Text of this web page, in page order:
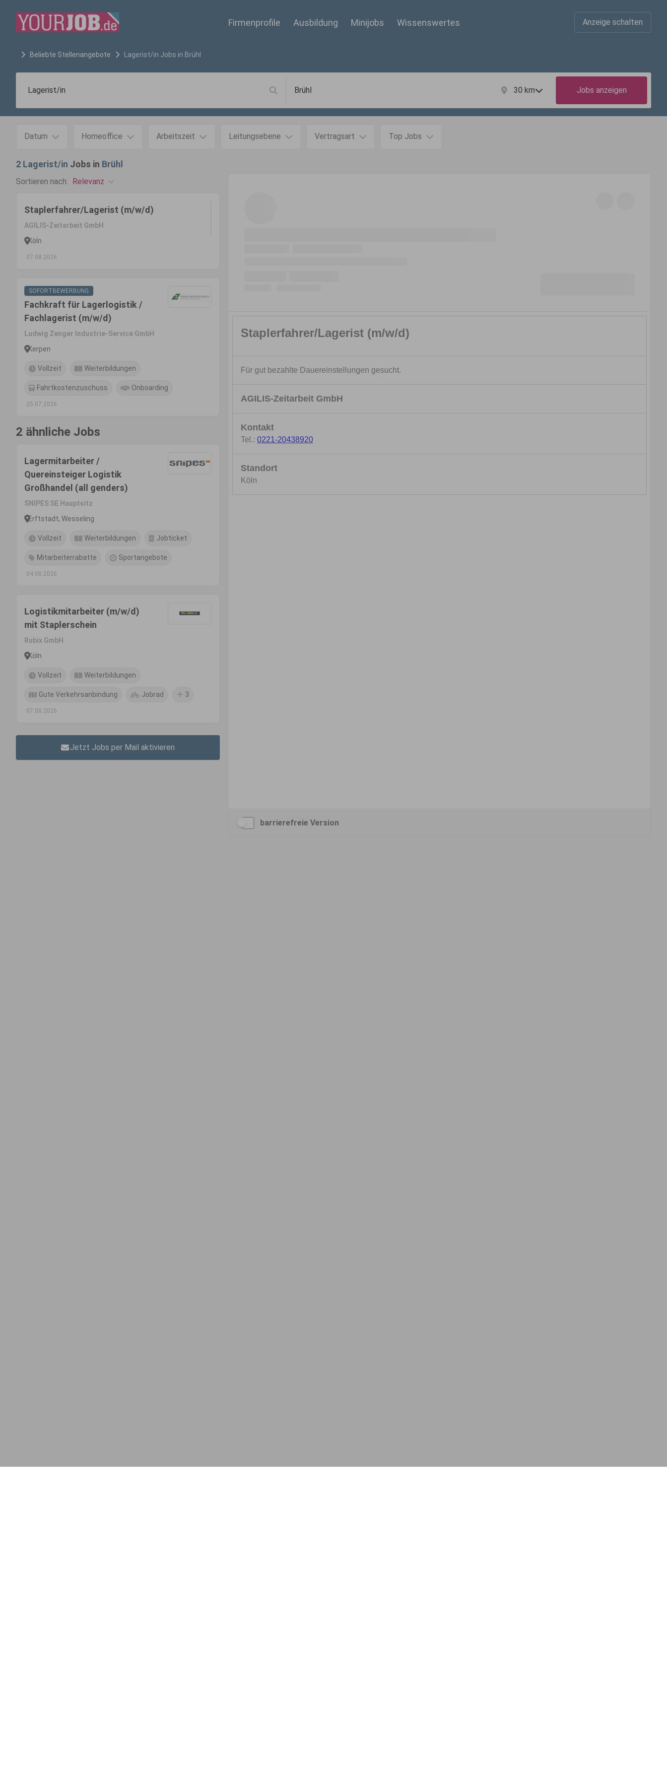
Firmenprofile Ausbildung Minijobs Wissenswertes Anzeige schalten
Beliebte Stellenangebote Lagerist/in Jobs in Brühl
30 km Jobs anzeigen
Datum Homeoffice Arbeitszeit Leitungsebene Vertragsart Top Jobs
2 Lagerist/in Jobs in Brühl
Sortieren nach: Relevanz
Staplerfahrer/Lagerist (m/w/d)
AGILIS-Zeitarbeit GmbH
Köln
07.08.2026
SOFORTBEWERBUNG
Fachkraft für Lagerlogistik /
Fachlagerist (m/w/d)
Ludwig Zenger Industrie-Service GmbH
Kerpen
Vollzeit Weiterbildungen
Fahrtkostenzuschuss Onboarding
25.07.2026
2 ähnliche Jobs
Lagermitarbeiter /
Quereinsteiger Logistik
Großhandel (all genders)
SNIPES SE Hauptsitz
Erftstadt, Wesseling
Vollzeit Weiterbildungen Jobticket
Mitarbeiterrabatte Sportangebote
04.08.2026
Logistikmitarbeiter (m/w/d)
mit Staplerschein
Rubix GmbH
Köln
Vollzeit Weiterbildungen
Gute Verkehrsanbindung Jobrad 3
07.08.2026
Jetzt Jobs per Mail aktivieren
barrierefreie Version